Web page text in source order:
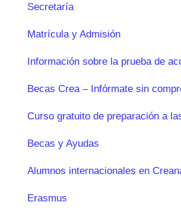
Secretaría
Matrícula y Admisión
Información sobre la prueba de
Becas Crea – Infórmate sin
Curso gratuito de preparación a
Becas y Ayudas
Alumnos internacionales en
Erasmus